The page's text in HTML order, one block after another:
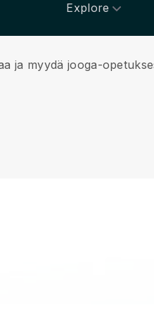
Explore
ja myydä jooga-